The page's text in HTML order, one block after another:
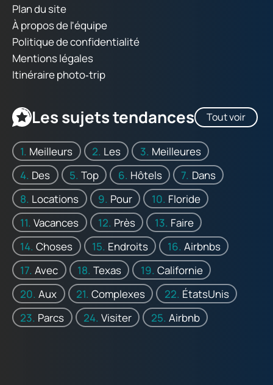
Plan du site
À propos de l'équipe
Politique de confidentialité
Mentions légales
Itinéraire photo‑trip
Les sujets tendances Tout voir
Meilleurs Les
Meilleures
Des
Top Hôtels
Dans
Locations
Pour
Floride
Vacances
Près
Faire
Choses
Endroits
Airbnbs
Avec
Texas
Californie
Aux
Complexes
ÉtatsUnis
Parcs
Visiter Airbnb